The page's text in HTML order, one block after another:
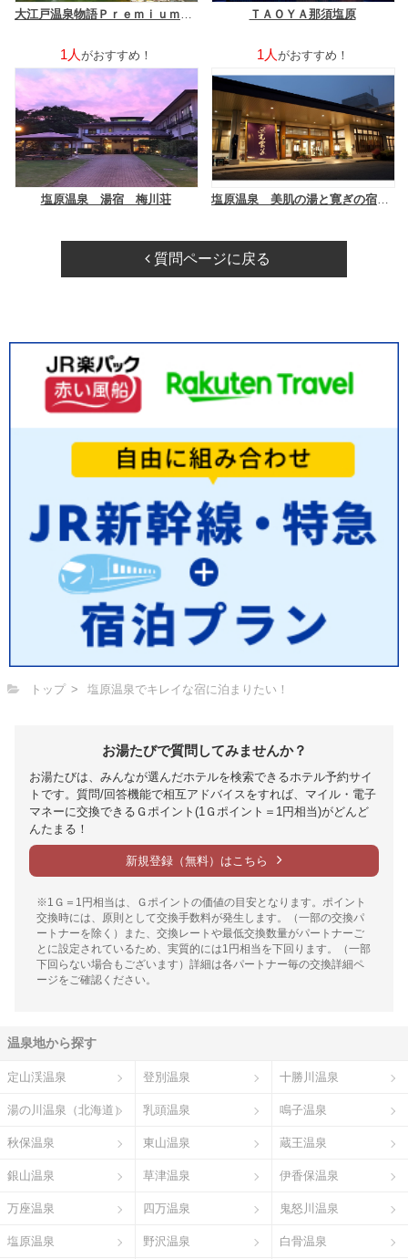
ＴＡＯＹＡ那須塩原
1人 がおすすめ！
塩原温泉 湯宿 梅川荘
1人 がおすすめ！
質問ページに戻る
トップ 塩原温泉でキレイな宿に泊まりたい！
お湯たびで質問してみませんか？
お湯たびは、みんなが選んだホテルを検索できるホテル予約サイ
トです。質問/回答機能で相互アドバイスをすれば、マイル・電子
マネーに交換できるＧポイント(1Ｇポイント＝1円相当)がどんど
んたまる！
新規登録（無料）はこちら
※1Ｇ＝1円相当は、Ｇポイントの価値の目安となります。ポイント
交換時には、原則として交換手数料が発生します。（一部の交換パ
ートナーを除く）また、交換レートや最低交換数量がパートナーご
とに設定されているため、実質的には1円相当を下回ります。（一部
下回らない場合もございます）詳細は各パートナー毎の交換詳細ペ
ージをご確認ください。
温泉地から探す
定山渓温泉 登別温泉 十勝川温泉
湯の川温泉（北海道） 乳頭温泉 鳴子温泉
秋保温泉 東山温泉 蔵王温泉
銀山温泉 草津温泉 伊香保温泉
万座温泉 四万温泉 鬼怒川温泉
塩原温泉 野沢温泉 白骨温泉